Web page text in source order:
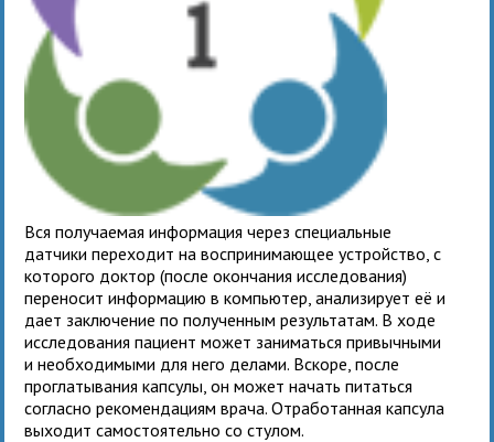
Вся получаемая информация через специальные
датчики переходит на воспринимающее устройство, с
которого доктор (после окончания исследования)
переносит информацию в компьютер, анализирует её и
дает заключение по полученным результатам. В ходе
исследования пациент может заниматься привычными
и необходимыми для него делами. Вскоре, после
проглатывания капсулы, он может начать питаться
согласно рекомендациям врача. Отработанная капсула
выходит самостоятельно со стулом.